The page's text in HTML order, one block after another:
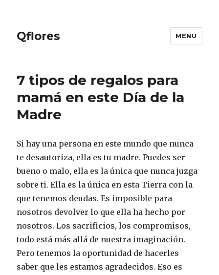
Qflores MENU
7 tipos de regalos para
mamá en este Día de la
Madre
Si hay una persona en este mundo que nunca
te desautoriza, ella es tu madre. Puedes ser
bueno o malo, ella es la única que nunca juzga
sobre ti. Ella es la única en esta Tierra con la
que tenemos deudas. Es imposible para
nosotros devolver lo que ella ha hecho por
nosotros. Los sacrificios, los compromisos,
todo está más allá de nuestra imaginación.
Pero tenemos la oportunidad de hacerles
saber que les estamos agradecidos. Eso es